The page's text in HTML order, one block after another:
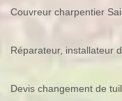
Couvreur charpentier
Réparateur, installateur
Devis changement de